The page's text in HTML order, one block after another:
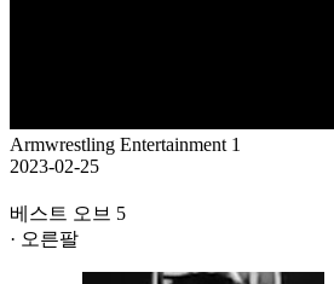
Armwrestling Entertainment 1
2023-02-25
베스트 오브 5
· 오른팔